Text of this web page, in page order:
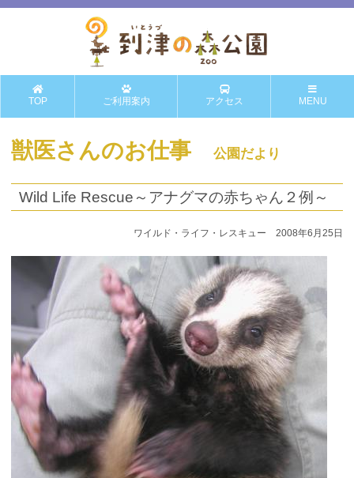
TOP ご利用案内 アクセス MENU
獣医さんのお仕事 公園だより
Wild Life Rescue～アナグマの赤ちゃん２例～
ワイルド・ライフ・レスキュー 2008年6月25日